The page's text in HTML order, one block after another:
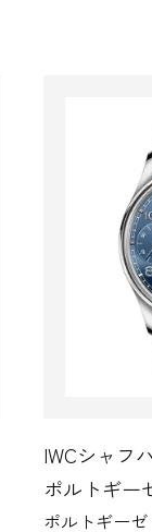
IWCシ
ポルト
ポルト